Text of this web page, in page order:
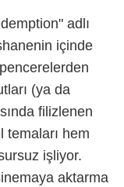
adlı
içinde
(ya da
filizlenen
temaları hem
işliyor.
aktarma